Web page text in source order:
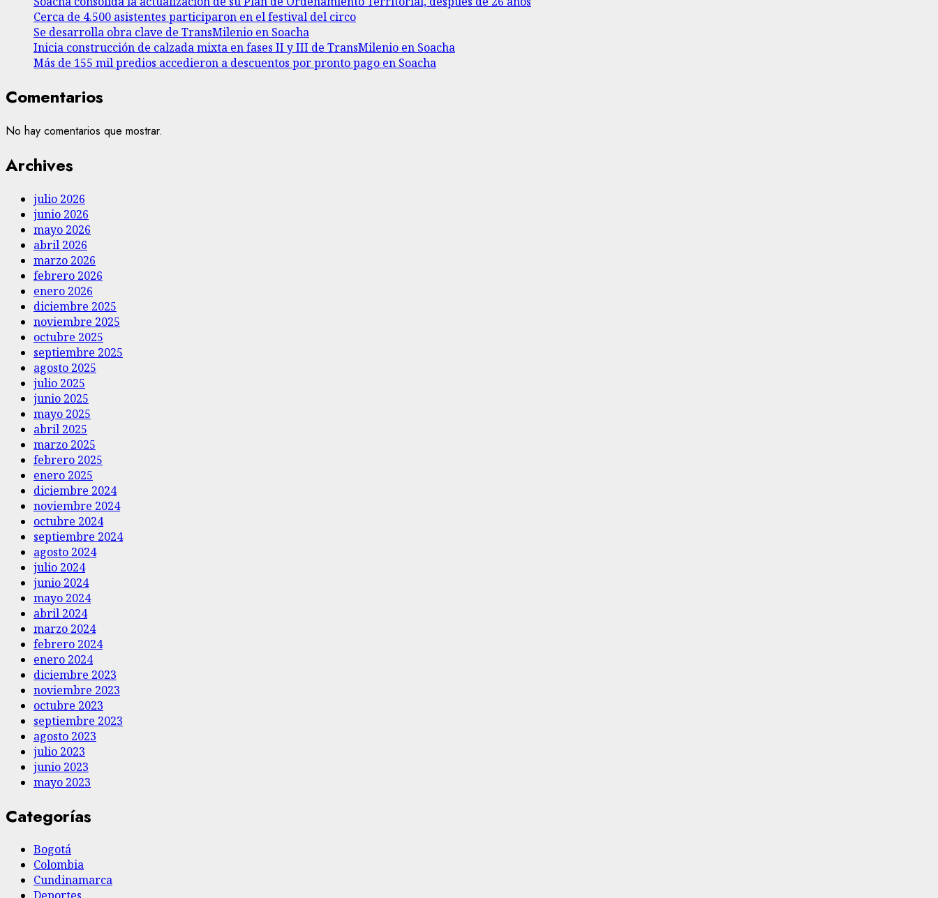
Cerca de 4.500 asistentes participaron en el festival del circo
Se desarrolla obra clave de TransMilenio en Soacha
Inicia construcción de calzada mixta en fases II y III de TransMilenio en Soacha
Más de 155 mil predios accedieron a descuentos por pronto pago en Soacha
Comentarios
No hay comentarios que mostrar.
Archives
julio 2026
junio 2026
mayo 2026
abril 2026
marzo 2026
febrero 2026
enero 2026
diciembre 2025
noviembre 2025
octubre 2025
septiembre 2025
agosto 2025
julio 2025
junio 2025
mayo 2025
abril 2025
marzo 2025
febrero 2025
enero 2025
diciembre 2024
noviembre 2024
octubre 2024
septiembre 2024
agosto 2024
julio 2024
junio 2024
mayo 2024
abril 2024
marzo 2024
febrero 2024
enero 2024
diciembre 2023
noviembre 2023
octubre 2023
septiembre 2023
agosto 2023
julio 2023
junio 2023
mayo 2023
Categorías
Bogotá
Colombia
Cundinamarca